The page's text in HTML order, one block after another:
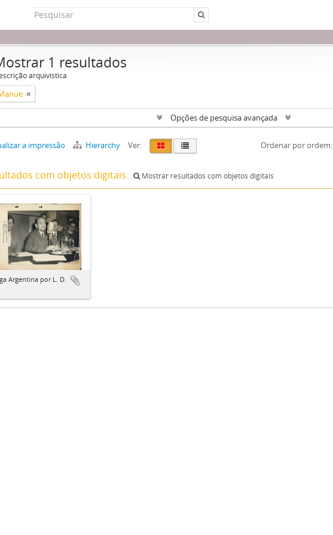
1 resultados
arquivística
Opções de pesquisa avançada
a impressão Hierarchy Ver: Ordenar por ordem:
com objetos digitais Mostrar resultados com objetos digitais
Argentina por L. D.